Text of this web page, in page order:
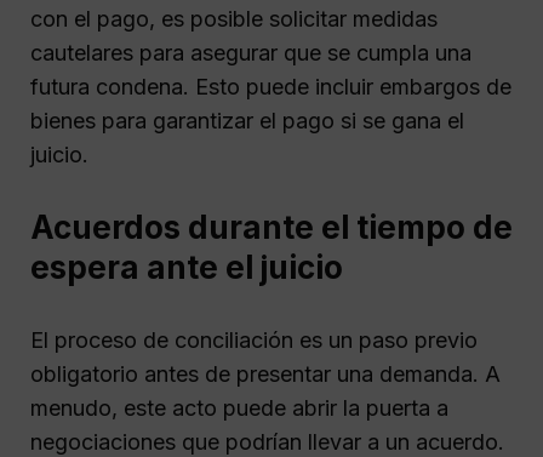
con el pago, es posible solicitar medidas
cautelares para asegurar que se cumpla una
futura condena. Esto puede incluir embargos de
bienes para garantizar el pago si se gana el
juicio.
Acuerdos durante el tiempo de
espera ante el juicio
El proceso de conciliación es un paso previo
obligatorio antes de presentar una demanda. A
menudo, este acto puede abrir la puerta a
negociaciones que podrían llevar a un acuerdo.